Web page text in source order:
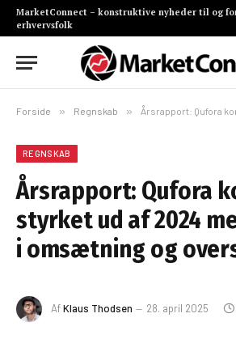
MarketConnect – konstruktive nyheder til og
erhvervsfolk
Forside » Regnskab » Årsrapport: Qufora kommer styrket ud
REGNSKAB
Årsrapport: Qufora
styrket ud af 2024
i omsætning og
AfKlaus Thodsen 28. april 2025